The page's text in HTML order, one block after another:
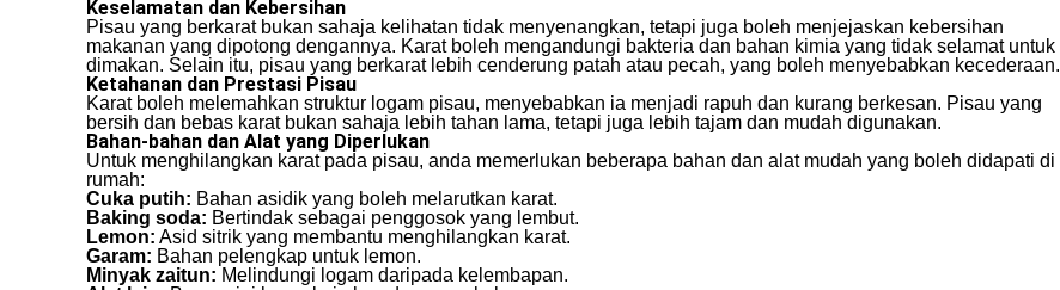
Keselamatan dan Kebersihan
Pisau yang berkarat bukan sahaja kelihatan tidak menyenangkan, tetapi juga boleh menjejaskan kebersihan
makanan yang dipotong dengannya. Karat boleh mengandungi bakteria dan bahan kimia yang tidak selamat untuk
dimakan. Selain itu, pisau yang berkarat lebih cenderung patah atau pecah, yang boleh menyebabkan kecederaan.
Ketahanan dan Prestasi Pisau
Karat boleh melemahkan struktur logam pisau, menyebabkan ia menjadi rapuh dan kurang berkesan. Pisau yang
bersih dan bebas karat bukan sahaja lebih tahan lama, tetapi juga lebih tajam dan mudah digunakan.
Bahan-bahan dan Alat yang Diperlukan
Untuk menghilangkan karat pada pisau, anda memerlukan beberapa bahan dan alat mudah yang boleh didapati di
rumah:
Cuka putih: Bahan asidik yang boleh melarutkan karat.
Baking soda: Bertindak sebagai penggosok yang lembut.
Lemon: Asid sitrik yang membantu menghilangkan karat.
Garam: Bahan pelengkap untuk lemon.
Minyak zaitun: Melindungi logam daripada kelembapan.